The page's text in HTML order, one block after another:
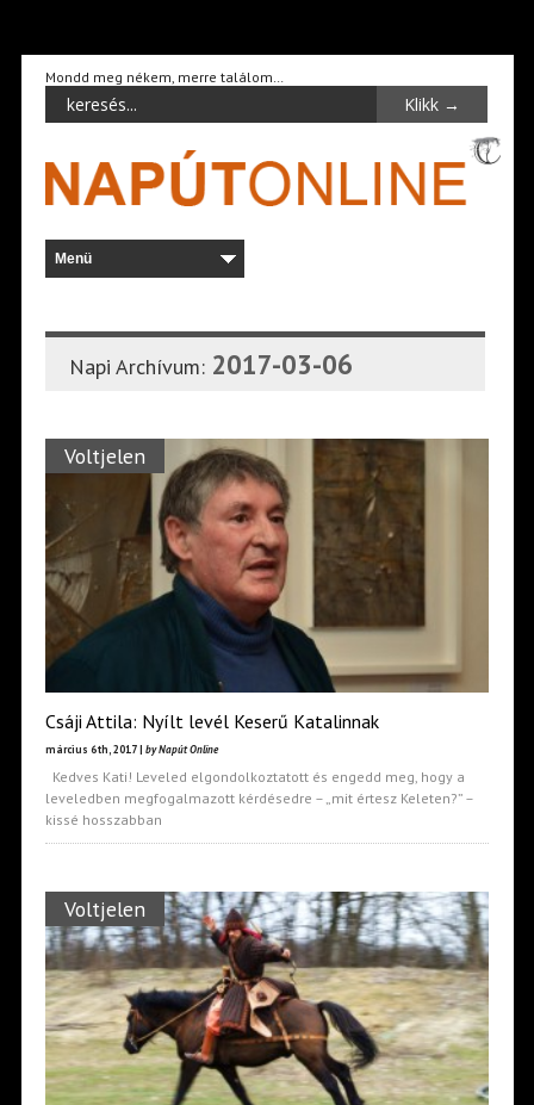
Mondd meg nékem, merre találom…
Napi Archívum: 2017-03-06
Voltjelen
Csáji Attila: Nyílt levél Keserű Katalinnak
március 6th, 2017 | by Napút Online
Kedves Kati! Leveled elgondolkoztatott és engedd meg, hogy a
leveledben megfogalmazott kérdésedre – „mit értesz Keleten?” –
kissé hosszabban
Voltjelen